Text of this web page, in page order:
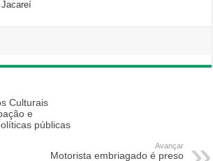
Jacareí
Culturais
e
públicas
Avançar
Motorista embriagado é preso